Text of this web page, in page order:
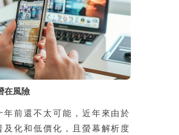
在風險
年前還不太可能，近年來由於
及化和低價化，且螢幕解析度